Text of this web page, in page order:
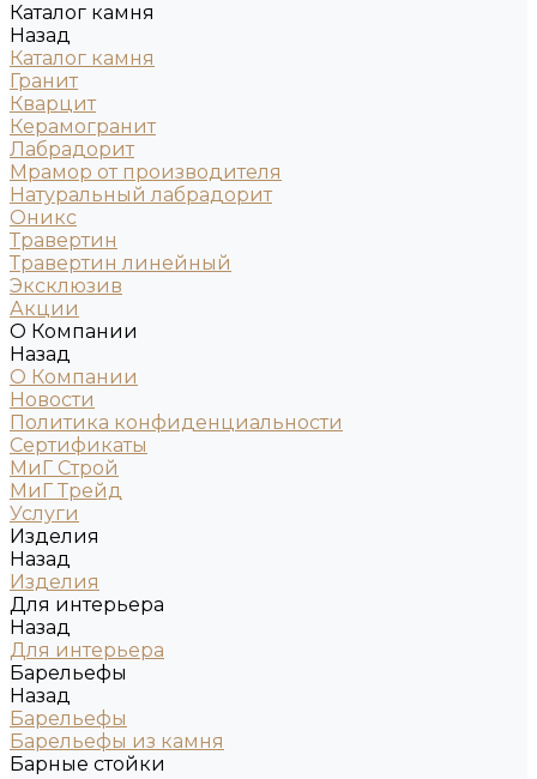
Каталог камня
Назад
Каталог камня
Гранит
Кварцит
Керамогранит
Лабрадорит
Мрамор от производителя
Натуральный лабрадорит
Оникс
Травертин
Травертин линейный
Эксклюзив
Акции
О Компании
Назад
О Компании
Новости
Политика конфиденциальности
Сертификаты
МиГ Строй
МиГ Трейд
Услуги
Изделия
Назад
Изделия
Для интерьера
Назад
Для интерьера
Барельефы
Назад
Барельефы
Барельефы из камня
Барные стойки